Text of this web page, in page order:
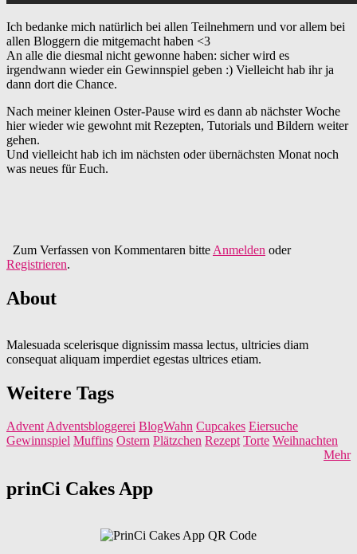
Ich bedanke mich natürlich bei allen Teilnehmern und vor allem bei
allen Bloggern die mitgemacht haben <3
An alle die diesmal nicht gewonne haben: sicher wird es
irgendwann wieder ein Gewinnspiel geben :) Vielleicht hab ihr ja
dann dort die Chance.
Nach meiner kleinen Oster-Pause wird es dann ab nächster Woche
hier wieder wie gewohnt mit Rezepten, Tutorials und Bildern weiter
gehen.
Und vielleicht hab ich im nächsten oder übernächsten Monat noch
was neues für Euch.
Zum Verfassen von Kommentaren bitte Anmelden oder
Registrieren.
About
Malesuada scelerisque dignissim massa lectus, ultricies diam
consequat aliquam imperdiet egestas ultrices etiam.
Weitere Tags
AdventAdventsbloggerei BlogWahn Cupcakes Eiersuche
Gewinnspiel Muffins Ostern Plätzchen Rezept Torte Weihnachten
Mehr
prinCi Cakes App